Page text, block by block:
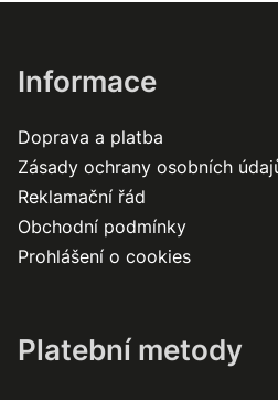
Informace
Doprava a platba
Zásady ochrany osobních
Reklamační řád
Obchodní podmínky
Prohlášení o cookies
Platební metody